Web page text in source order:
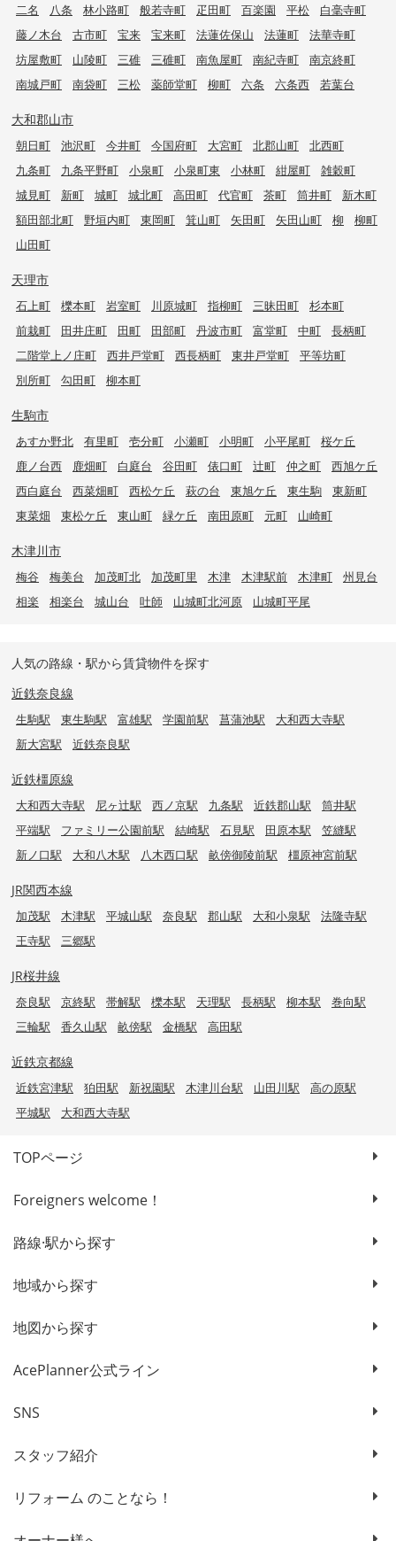
二名
八条 林小路町 般若寺町 疋田町 百楽園 平松
白毫寺町
藤ノ木台
古市町 宝来 宝来町 法蓮佐保山 法蓮町
法華寺町
坊屋敷町
山陵町 三碓 三碓町 南魚屋町 南紀寺町
南京終町
南城戸町
南袋町 三松 薬師堂町 柳町 六条 六条西 若葉台
大和郡山市
朝日町 池沢町 今井町 今国府町 大宮町 北郡山町
北西町
九条町
九条平野町 小泉町 小泉町東 小林町 紺屋町
雑穀町
城見町
新町 城町 城北町 高田町 代官町 茶町 筒井町
新木町
額田部北町
野垣内町 東岡町 箕山町 矢田町 矢田山町 柳
柳町
山田町
天理市
石上町 櫟本町 岩室町 川原城町 指柳町 三昧田町
杉本町
前栽町
田井庄町 田町 田部町 丹波市町 富堂町 中町
長柄町
二階堂上ノ庄町
西井戸堂町 西長柄町 東井戸堂町
平等坊町
別所町
勾田町 柳本町
生駒市
あすか野北 有里町 壱分町 小瀬町 小明町 小平尾町
桜ケ丘
鹿ノ台西
鹿畑町 白庭台 谷田町 俵口町 辻町 仲之町
西旭ケ丘
西白庭台
西菜畑町 西松ケ丘 萩の台 東旭ケ丘 東生駒
東新町
東菜畑
東松ケ丘 東山町 緑ケ丘 南田原町 元町 山崎町
木津川市
梅谷 梅美台 加茂町北 加茂町里 木津 木津駅前 木津町
州見台
相楽
相楽台 城山台 吐師 山城町北河原 山城町平尾
人気の路線・駅から賃貸物件を探す
近鉄奈良線
生駒駅 東生駒駅 富雄駅 学園前駅 菖蒲池駅
大和西大寺駅
新大宮駅
近鉄奈良駅
近鉄橿原線
大和西大寺駅 尼ヶ辻駅 西ノ京駅 九条駅 近鉄郡山駅
筒井駅
平端駅
ファミリー公園前駅 結崎駅 石見駅 田原本駅
笠縫駅
新ノ口駅
大和八木駅 八木西口駅 畝傍御陵前駅 橿原神宮前駅
JR関西本線
加茂駅 木津駅 平城山駅 奈良駅 郡山駅 大和小泉駅
法隆寺駅
王寺駅
三郷駅
JR桜井線
奈良駅 京終駅 帯解駅 櫟本駅 天理駅 長柄駅 柳本駅
巻向駅
三輪駅
香久山駅 畝傍駅 金橋駅 高田駅
近鉄京都線
近鉄宮津駅 狛田駅 新祝園駅 木津川台駅 山田川駅
高の原駅
平城駅
大和西大寺駅
TOPページ
Foreigners welcome！
路線·駅から探す
地域から探す
地図から探す
AcePlanner公式ライン
SNS
スタッフ紹介
リフォーム のことなら！